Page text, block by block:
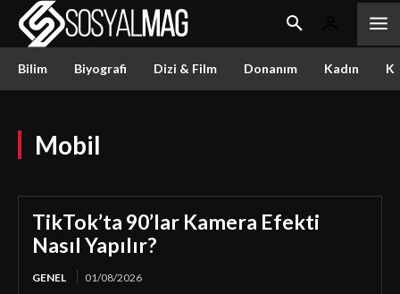
Bilim Biyografi Dizi & Film Donanım Kadın
Mobil
TikTok’ta 90’lar Kamera Efekti
Nasıl Yapılır?
GENEL 01/08/2026